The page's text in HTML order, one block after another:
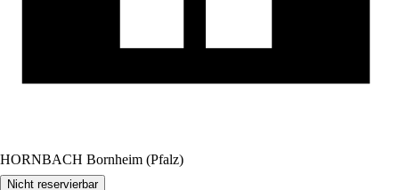
HORNBACH Bornheim (Pfalz)
Nicht reservierbar